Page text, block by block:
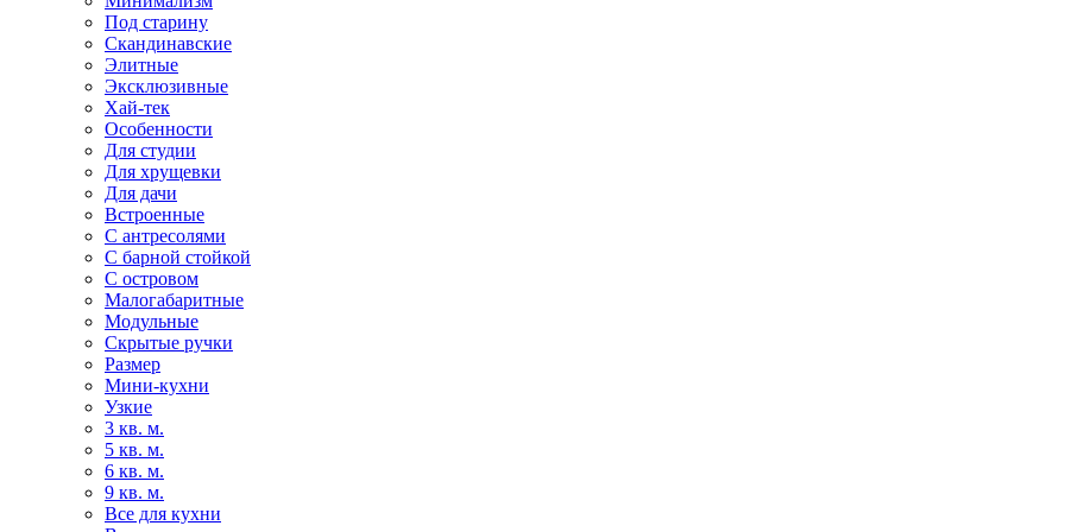
Под старину
Скандинавские
Элитные
Эксклюзивные
Хай-тек
Особенности
Для студии
Для хрущевки
Для дачи
Встроенные
С антресолями
С барной стойкой
С островом
Малогабаритные
Модульные
Скрытые ручки
Размер
Мини-кухни
Узкие
3 кв. м.
5 кв. м.
6 кв. м.
9 кв. м.
Все для кухни